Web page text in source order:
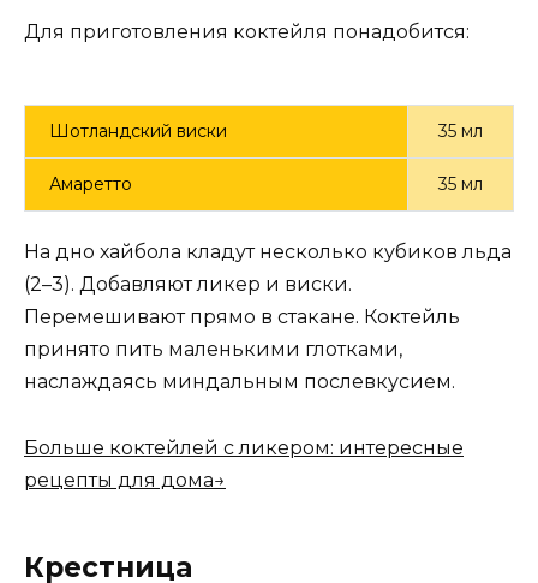
Для приготовления коктейля понадобится:
Шотландский виски 35 мл
Амаретто 35 мл
На дно хайбола кладут несколько кубиков льда
(2–3). Добавляют ликер и виски.
Перемешивают прямо в стакане. Коктейль
принято пить маленькими глотками,
наслаждаясь миндальным послевкусием.
Больше коктейлей с ликером: интересные
рецепты для дома→
Крестница